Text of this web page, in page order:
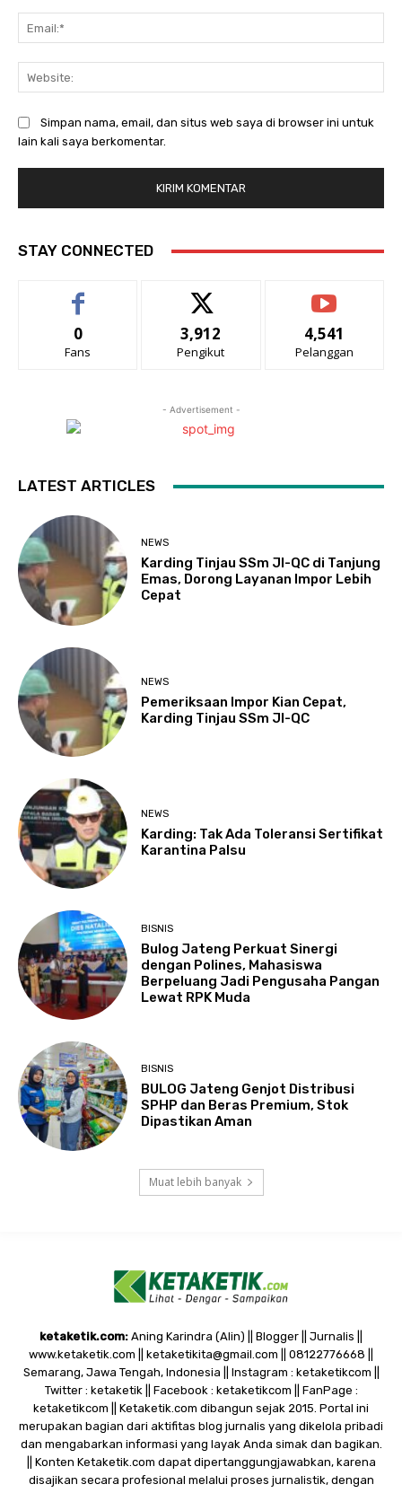
Simpan nama, email, dan situs web saya di browser ini untuk
lain kali saya berkomentar.
STAY CONNECTED
0
Fans
3,912
Pengikut
4,541
Pelanggan
- Advertisement -
LATEST ARTICLES
NEWS
Karding Tinjau SSm JI-QC di Tanjung
Emas, Dorong Layanan Impor Lebih
Cepat
NEWS
Pemeriksaan Impor Kian Cepat,
Karding Tinjau SSm JI-QC
NEWS
Karding: Tak Ada Toleransi Sertifikat
Karantina Palsu
BISNIS
Bulog Jateng Perkuat Sinergi
dengan Polines, Mahasiswa
Berpeluang Jadi Pengusaha Pangan
Lewat RPK Muda
BISNIS
BULOG Jateng Genjot Distribusi
SPHP dan Beras Premium, Stok
Dipastikan Aman
Muat lebih banyak
ketaketik.com: Aning Karindra (Alin) || Blogger || Jurnalis ||
www.ketaketik.com || ketaketikita@gmail.com || 08122776668 ||
Semarang, Jawa Tengah, Indonesia || Instagram : ketaketikcom ||
Twitter : ketaketik || Facebook : ketaketikcom || FanPage :
ketaketikcom || Ketaketik.com dibangun sejak 2015. Portal ini
merupakan bagian dari aktifitas blog jurnalis yang dikelola pribadi
dan mengabarkan informasi yang layak Anda simak dan bagikan.
|| Konten Ketaketik.com dapat dipertanggungjawabkan, karena
disajikan secara profesional melalui proses jurnalistik, dengan